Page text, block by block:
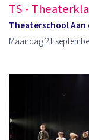
TS -
Theaterschool Aan
Maandag 21